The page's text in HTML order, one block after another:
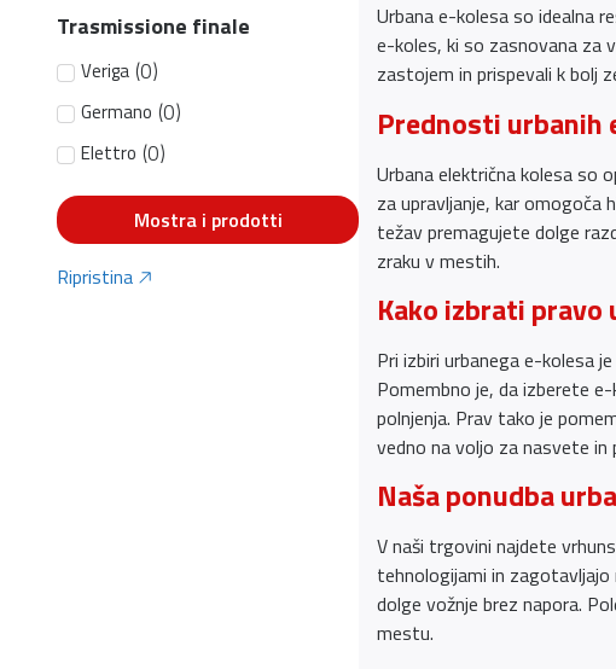
Trasmissione finale
Veriga (0)
Germano (0)
Elettro (0)
Mostra i prodotti
Ripristina
Urbana e-kolesa so idealna
e-koles, ki so zasnovana za
zastojem in prispevali k bolj
Prednosti urbanih
Urbana električna kolesa so
za upravljanje, kar omogoča
težav premagujete dolge
zraku v mestih.
Kako izbrati
Pri izbiri urbanega e-kolesa
Pomembno je, da izberete
polnjenja. Prav tako je
vedno na voljo za nasvete in
Naša ponudba
V naši trgovini najdete
tehnologijami in
dolge vožnje brez napora.
mestu.